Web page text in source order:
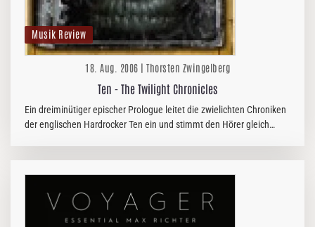
Musik Review
18. Aug. 2006 | Thorsten Zwingelberg
Ten - The Twilight Chronicles
Ein dreiminütiger epischer Prologue leitet die zwielichten Chroniken
der englischen Hardrocker Ten ein und stimmt den Hörer gleich